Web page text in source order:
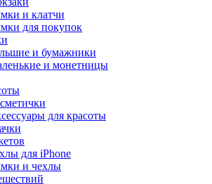
и клатчи
для покупок
и бумажники
и монетницы
для красоты
для iPhone
и чехлы